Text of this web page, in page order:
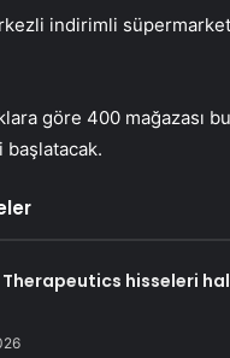
indirimli
göre 400 mağazası
Therapeutics hisseleri